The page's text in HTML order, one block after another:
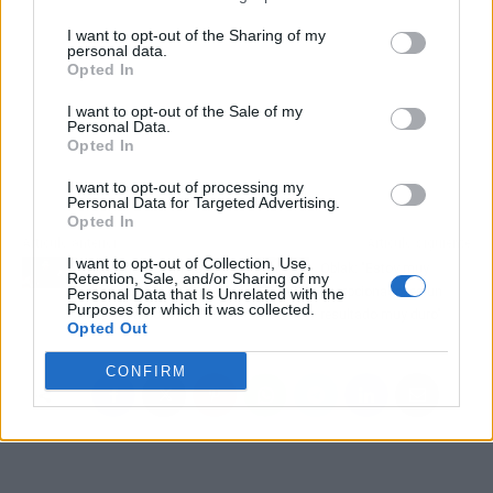
I want to opt-out of the Sharing of my
personal data.
Opted In
I want to opt-out of the Sale of my
Personal Data.
Opted In
I want to opt-out of processing my
Personal Data for Targeted Advertising.
Opted In
I want to opt-out of Collection, Use,
Retention, Sale, and/or Sharing of my
Personal Data that Is Unrelated with the
Purposes for which it was collected.
Opted Out
CONFIRM
Simeone: "Es un golpe
duro, no lo
esperábamos"
decepcionado, es un